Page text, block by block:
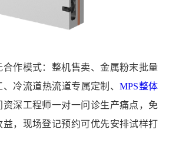
作模式：整机售卖、金属粉末批量
冷流道热流道专属定制、MPS整体
资深工程师一对一问诊生产痛点，免
益，现场登记预约可优先安排试样打